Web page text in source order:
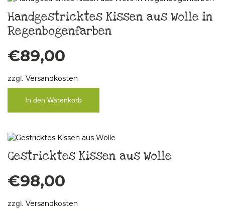
Handgestricktes Kissen aus Wolle in
Regenbogenfarben
€89,00
zzgl. Versandkosten
In den Warenkorb
Gestricktes Kissen aus Wolle
€98,00
zzgl. Versandkosten